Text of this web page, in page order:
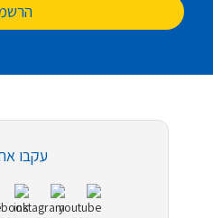
עקבו